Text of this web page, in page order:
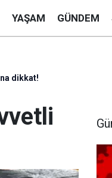
YAŞAM GÜNDEM
dikkat!